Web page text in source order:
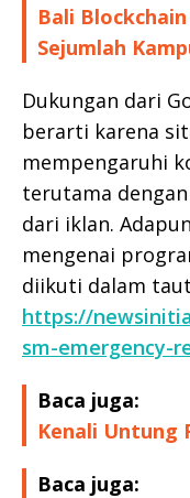
Bali
Sejumlah
Dukungan dari
berarti karena
mempengaruhi
terutama
dari iklan.
mengenai
diikuti dalam
https://
sm-emergency-
Baca juga:
Kenali Untung
Baca juga: